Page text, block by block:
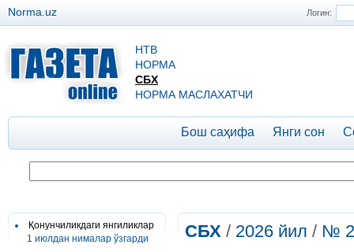
Логин:
Norma.uz
НТВ
НОРМА
СБХ
НОРМА МАСЛАХАТЧИ
Бош саҳифа Янги сон
Қонунчиликдаги янгиликлар
1 июлдан нималар ўзгарди
СБХ / 2026 йил / №